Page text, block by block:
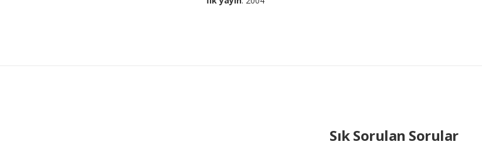
Sık Sorulan Sorular